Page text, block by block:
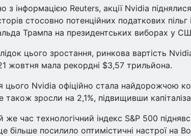
з інформацією Reuters, акції Nvidia
стосовно потенційних податкових
Трампа на президентських виборах у
цього зростання, ринкова вартість
жовтня мала рекордні $3,57 трильйона.
цього Nvidia офіційно стала найдорожчою
також зросли на 2,1%, підвищивши
же час технологічний індекс S&P 500
більше посилило оптимістичні настрої на